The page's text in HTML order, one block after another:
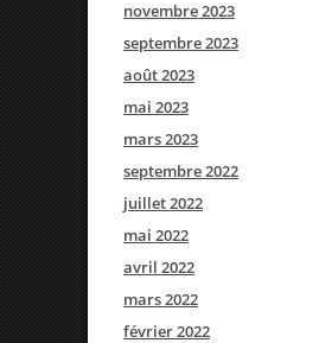
novembre 2023
septembre 2023
août 2023
mai 2023
mars 2023
septembre 2022
juillet 2022
mai 2022
avril 2022
mars 2022
février 2022